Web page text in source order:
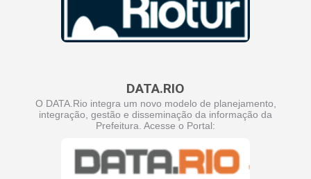
DATA.RIO
O DATA.Rio integra um novo modelo de planejamento,
integração, gestão e disseminação da informação da
Prefeitura. Acesse o Portal: